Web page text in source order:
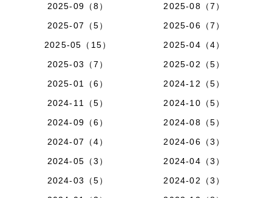
2025-09（8）
2025-08（7）
2025-07（5）
2025-06（7）
2025-05（15）
2025-04（4）
2025-03（7）
2025-02（5）
2025-01（6）
2024-12（5）
2024-11（5）
2024-10（5）
2024-09（6）
2024-08（5）
2024-07（4）
2024-06（3）
2024-05（3）
2024-04（3）
2024-03（5）
2024-02（3）